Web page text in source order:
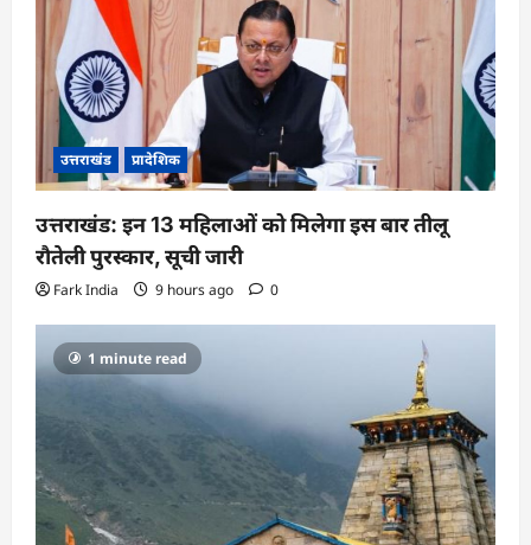
उत्तराखंड प्रादेशिक
उत्तराखंड: इन 13 महिलाओं को मिलेगा इस बार तीलू
रौतेली पुरस्कार, सूची जारी
Fark India 9 hours ago 0
1 minute read